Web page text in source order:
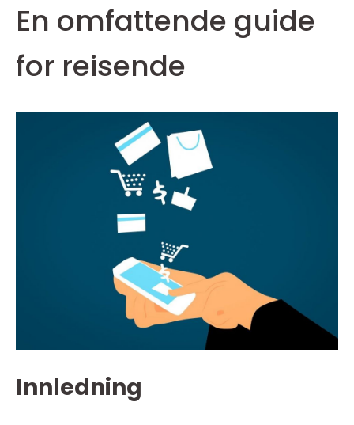
En omfattende guide
for reisende
Innledning